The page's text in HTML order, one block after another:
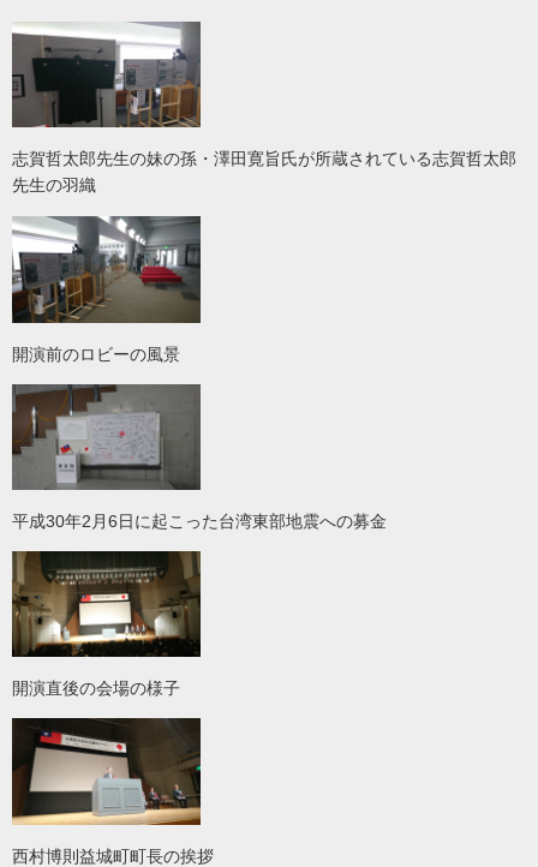
志賀哲太郎先生の妹の孫・澤田寛旨氏が所蔵されている志賀哲太郎
先生の羽織
開演前のロビーの風景
平成30年2月6日に起こった台湾東部地震への募金
開演直後の会場の様子
西村博則益城町町長の挨拶